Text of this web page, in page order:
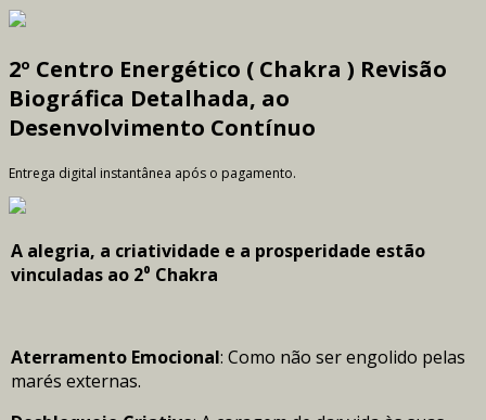
2º Centro Energético ( Chakra ) Revisão
Biográfica Detalhada, ao
Desenvolvimento Contínuo
Entrega digital instantânea após o pagamento.
A alegria, a criatividade e a prosperidade estão
vinculadas ao 2⁰ Chakra
​Aterramento Emocional: Como não ser engolido pelas
marés externas.